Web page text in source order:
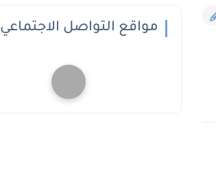
مواقع التواصل الاجتماعي